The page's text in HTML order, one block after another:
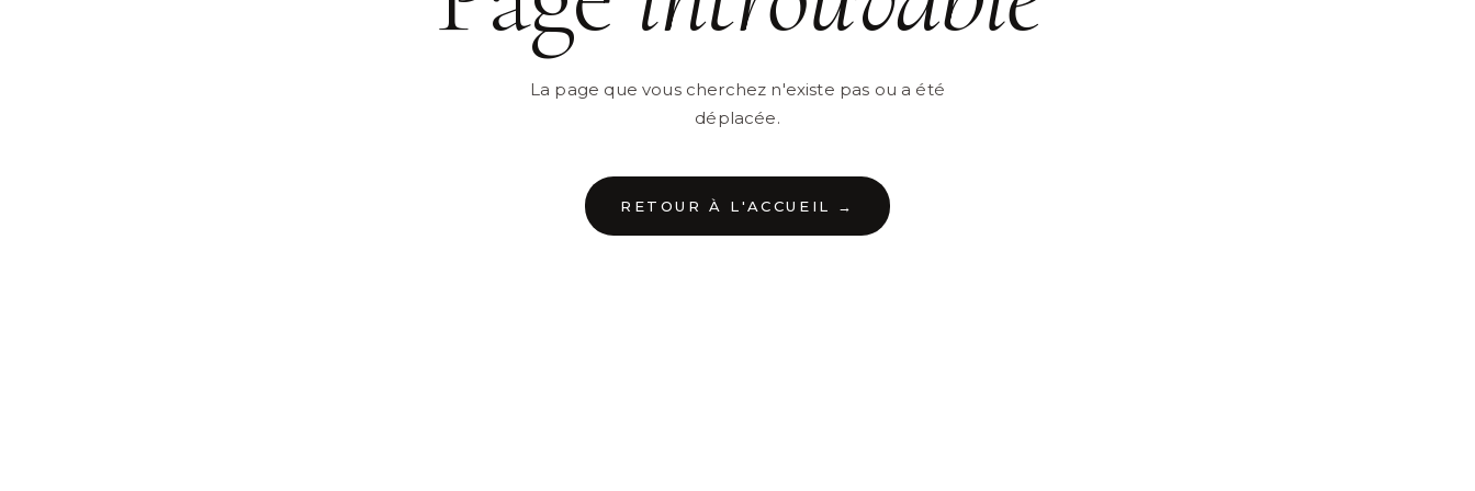
La page que vous cherchez n'existe pas ou a été
déplacée.
RETOUR À L'ACCUEIL →